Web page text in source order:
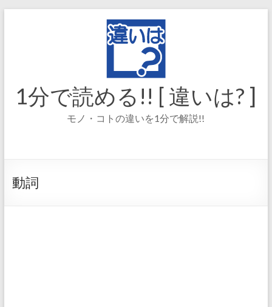
1分で読める!! [ 違いは? ]
モノ・コトの違いを1分で解説!!
動詞